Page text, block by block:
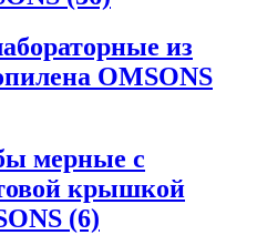
из
OMSONS
мерные с
крышкой
(6)